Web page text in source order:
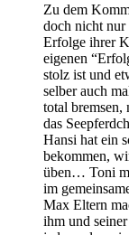
Zu dem
doch nicht nur
Erfolge ihrer
eigenen
stolz ist und
selber auch
total bremsen,
das
Hansi hat ein
bekommen,
üben… Toni
im
Max Eltern
ihm und